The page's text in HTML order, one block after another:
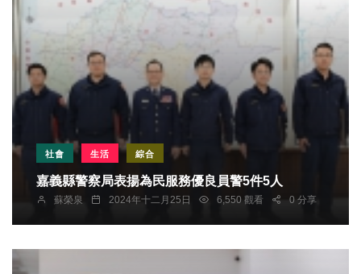
社會 生活 綜合
嘉義縣警察局表揚為民服務優良員警5件5人
蘇榮泉 2024年十二月25日 6,550 觀看 0 分享